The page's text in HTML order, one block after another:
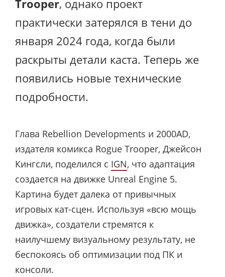
Trooper, однако проект
практически затерялся в тени до
января 2024 года, когда были
раскрыты детали каста. Теперь же
появились новые технические
подробности.
Глава Rebellion Developments и 2000AD,
издателя комикса Rogue Trooper, Джейсон
Кингсли, поделился с IGN, что адаптация
создается на движке Unreal Engine 5.
Картина будет далека от привычных
игровых кат-сцен. Используя «всю мощь
движка», создатели стремятся к
наилучшему визуальному результату, не
беспокоясь об оптимизации под ПК и
консоли.